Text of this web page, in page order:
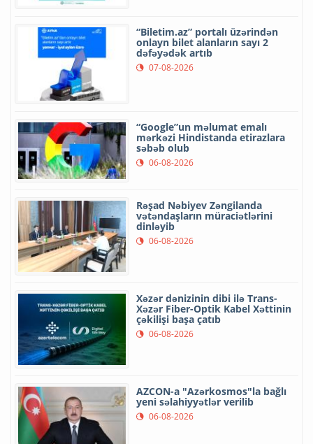
“Biletim.az” portalı üzərindən
onlayn bilet alanların sayı 2
dəfəyədək artıb
07-08-2026
“Google”un məlumat emalı
mərkəzi Hindistanda etirazlara
səbəb olub
06-08-2026
Rəşad Nəbiyev Zəngilanda
vətəndaşların müraciətlərini
dinləyib
06-08-2026
Xəzər dənizinin dibi ilə Trans-
Xəzər Fiber-Optik Kabel Xəttinin
çəkilişi başa çatıb
06-08-2026
AZCON-a "Azərkosmos"la bağlı
yeni səlahiyyətlər verilib
06-08-2026